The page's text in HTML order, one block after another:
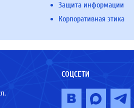
Защита информации
Корпоративная этика
СОЦСЕТИ